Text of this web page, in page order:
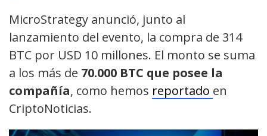
MicroStrategy anunció, junto al
lanzamiento del evento, la compra de 314
BTC por USD 10 millones. El monto se suma
a los más de 70.000 BTC que posee la
compañía, como hemos reportado en
CriptoNoticias.